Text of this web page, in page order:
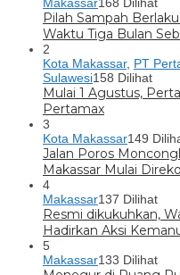
Pilah Sampah
Waktu Tiga Bulan
2
Kota Makassar, PT
Sulawesi158 Dilihat
Mulai 1 Agustus,
Pertamax
3
Kota Makassar149
Jalan Poros
Makassar Mulai
4
Makassar137 Dilihat
Resmi dikukuhkan,
Hadirkan Aksi
5
Makassar133 Dilihat